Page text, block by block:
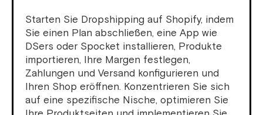
Starten Sie Dropshipping auf Shopify, indem
Sie einen Plan abschließen, eine App wie
DSers oder Spocket installieren, Produkte
importieren, Ihre Margen festlegen,
Zahlungen und Versand konfigurieren und
Ihren Shop eröffnen. Konzentrieren Sie sich
auf eine spezifische Nische, optimieren Sie